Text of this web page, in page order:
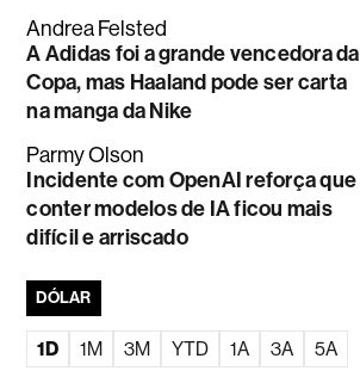
Andrea Felsted
A Adidas foi a grande vencedora da
Copa, mas Haaland pode ser carta
na manga da Nike
Parmy Olson
Incidente com OpenAI reforça que
conter modelos de IA ficou mais
difícil e arriscado
DÓLAR
1D 1M 3M YTD 1A 3A 5A